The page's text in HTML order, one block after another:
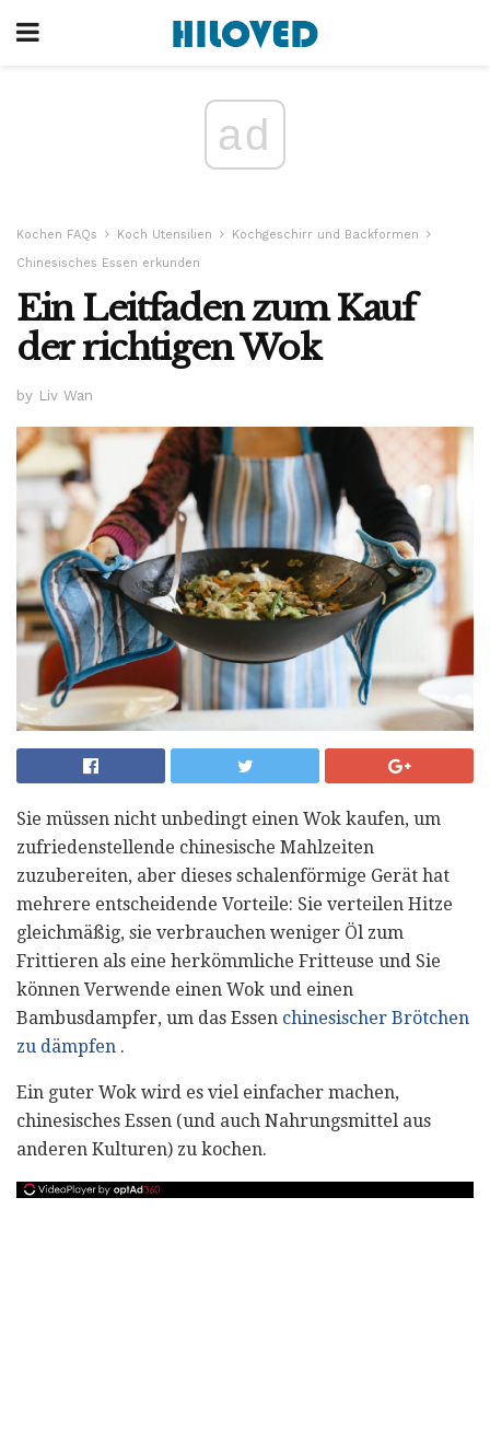
ad
Kochen FAQs Koch Utensilien
Kochgeschirr und Backformen
Chinesisches Essen erkunden
Ein Leitfaden zum Kauf
der richtigen Wok
by Liv Wan
Sie müssen nicht unbedingt einen Wok kaufen, um
zufriedenstellende chinesische Mahlzeiten
zuzubereiten, aber dieses schalenförmige Gerät hat
mehrere entscheidende Vorteile: Sie verteilen Hitze
gleichmäßig, sie verbrauchen weniger Öl zum
Frittieren als eine herkömmliche Fritteuse und Sie
können Verwende einen Wok und einen
Bambusdampfer, um das Essen chinesischer Brötchen
zu dämpfen .
Ein guter Wok wird es viel einfacher machen,
chinesisches Essen (und auch Nahrungsmittel aus
anderen Kulturen) zu kochen.